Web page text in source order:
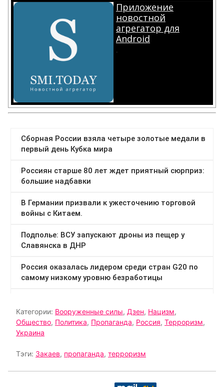
Приложение
новостной
агрегатор для
Android
.
Категории: Вооруженные силы, Дзен, Нацизм,
Общество, Политика, Пропаганда, Россия, Терроризм,
Украина
Тэги: Закаев, пропаганда, терроризм